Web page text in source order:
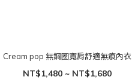
Cream pop 無鋼圈寬肩舒適無痕內衣
NT$1,480 ~ NT$1,680